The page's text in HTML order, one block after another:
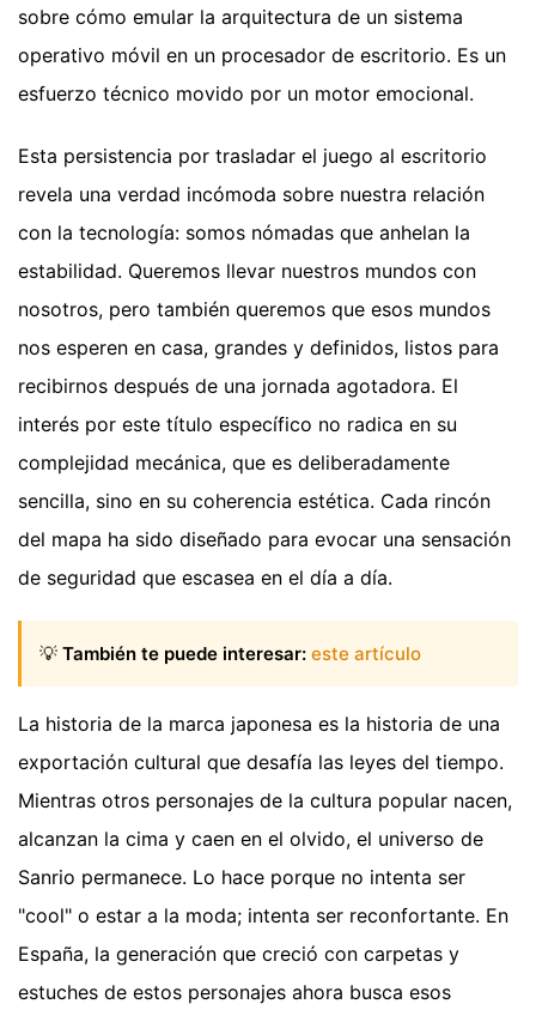
sobre cómo emular la arquitectura de un sistema
operativo móvil en un procesador de escritorio. Es un
esfuerzo técnico movido por un motor emocional.
Esta persistencia por trasladar el juego al escritorio
revela una verdad incómoda sobre nuestra relación
con la tecnología: somos nómadas que anhelan la
estabilidad. Queremos llevar nuestros mundos con
nosotros, pero también queremos que esos mundos
nos esperen en casa, grandes y definidos, listos para
recibirnos después de una jornada agotadora. El
interés por este título específico no radica en su
complejidad mecánica, que es deliberadamente
sencilla, sino en su coherencia estética. Cada rincón
del mapa ha sido diseñado para evocar una sensación
de seguridad que escasea en el día a día.
💡 También te puede interesar: este artículo
La historia de la marca japonesa es la historia de una
exportación cultural que desafía las leyes del tiempo.
Mientras otros personajes de la cultura popular nacen,
alcanzan la cima y caen en el olvido, el universo de
Sanrio permanece. Lo hace porque no intenta ser
"cool" o estar a la moda; intenta ser reconfortante. En
España, la generación que creció con carpetas y
estuches de estos personajes ahora busca esos